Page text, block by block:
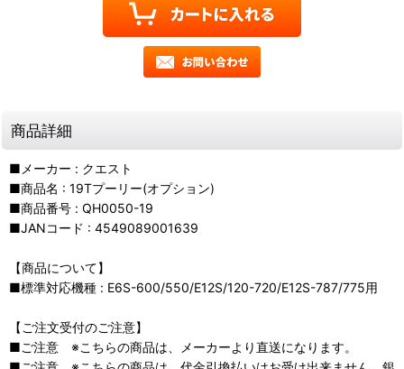
商品詳細
■メーカー : クエスト
■商品名 : 19Tプーリー(オプション)
■商品番号 : QH0050-19
■JANコード : 4549089001639
【商品について】
■標準対応機種 : E6S-600/550/E12S/120-720/E12S-787/775用
【ご注文受付のご注意】
■ご注意 ※こちらの商品は、メーカーより直送になります。